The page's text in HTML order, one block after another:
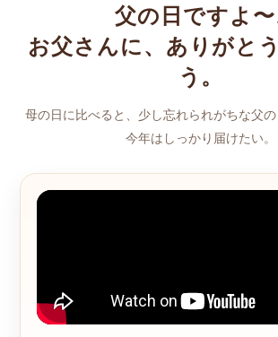
父の日ですよ〜
お父さんに、ありがと
う。
母の日に比べると、少し忘れられがちな父の
今年はしっかり届けたい。